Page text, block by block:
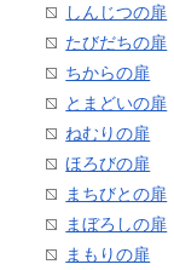
しんじつの扉
たびだちの扉
ちからの扉
とまどいの扉
ねむりの扉
ほろびの扉
まちびとの扉
まぼろしの扉
まもりの扉